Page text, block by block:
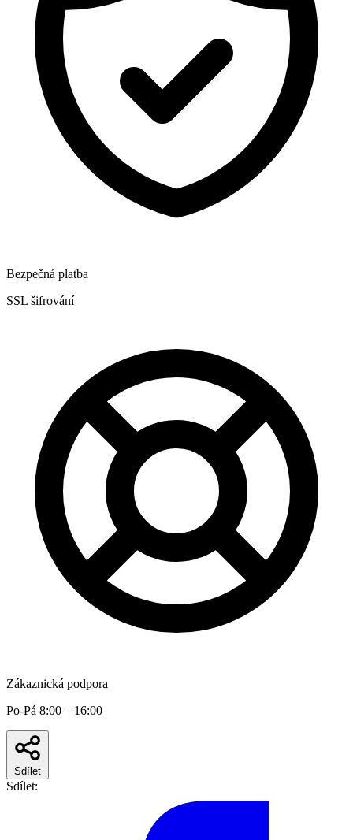
Bezpečná platba
SSL šifrování
Zákaznická podpora
Po-Pá 8:00 – 16:00
Sdílet
Sdílet: